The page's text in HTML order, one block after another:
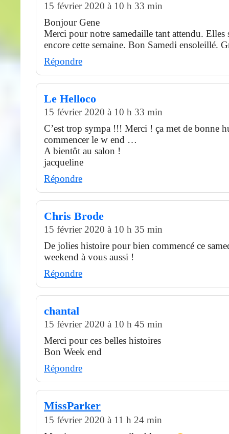
15 février 2020 à 10 h 33 min
Bonjour Gene
Merci pour notre samedaille tant attendu. Elles
encore cette semaine. Bon Samedi ensoleillé.
Répondre
Le Helloco
15 février 2020 à 10 h 33 min
C’est trop sympa !!! Merci ! ça met de bonne
commencer le w end …
A bientôt au salon !
jacqueline
Répondre
Chris Brode
15 février 2020 à 10 h 35 min
De jolies histoire pour bien commencé ce
weekend à vous aussi !
Répondre
chantal
15 février 2020 à 10 h 45 min
Merci pour ces belles histoires
Bon Week end
Répondre
MissParker
15 février 2020 à 11 h 24 min